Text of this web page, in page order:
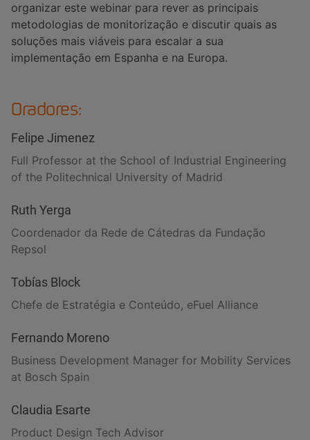
organizar este webinar para rever as principais
metodologias de monitorização e discutir quais as
soluções mais viáveis para escalar a sua
implementação em Espanha e na Europa.
Oradores:
Felipe Jimenez
Full Professor at the School of Industrial Engineering
of the Politechnical University of Madrid
Ruth Yerga
Coordenador da Rede de Cátedras da Fundação
Repsol
Tobías Block
Chefe de Estratégia e Conteúdo, eFuel Alliance
Fernando Moreno
Business Development Manager for Mobility Services
at Bosch Spain
Claudia Esarte
Product Design Tech Advisor